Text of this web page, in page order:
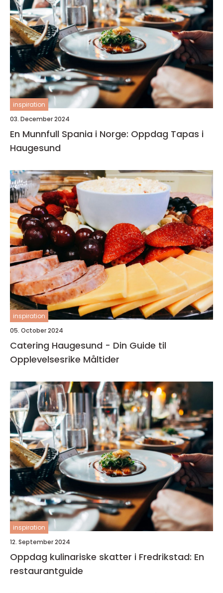
inspiration
03. December 2024
En Munnfull Spania i Norge: Oppdag Tapas i
Haugesund
inspiration
05. October 2024
Catering Haugesund - Din Guide til
Opplevelsesrike Måltider
inspiration
12. September 2024
Oppdag kulinariske skatter i Fredrikstad: En
restaurantguide